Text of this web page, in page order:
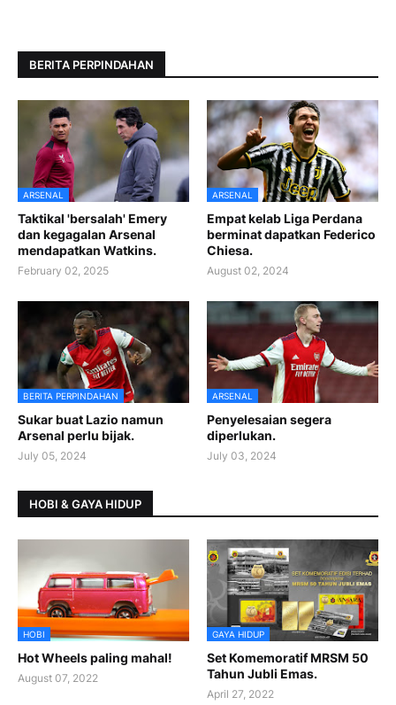
BERITA PERPINDAHAN
ARSENAL
Taktikal 'bersalah' Emery
dan kegagalan Arsenal
mendapatkan Watkins.
February 02, 2025
ARSENAL
Empat kelab Liga Perdana
berminat dapatkan Federico
Chiesa.
August 02, 2024
BERITA PERPINDAHAN
Sukar buat Lazio namun
Arsenal perlu bijak.
July 05, 2024
ARSENAL
Penyelesaian segera
diperlukan.
July 03, 2024
HOBI & GAYA HIDUP
HOBI
Hot Wheels paling mahal!
August 07, 2022
GAYA HIDUP
Set Komemoratif MRSM 50
Tahun Jubli Emas.
April 27, 2022